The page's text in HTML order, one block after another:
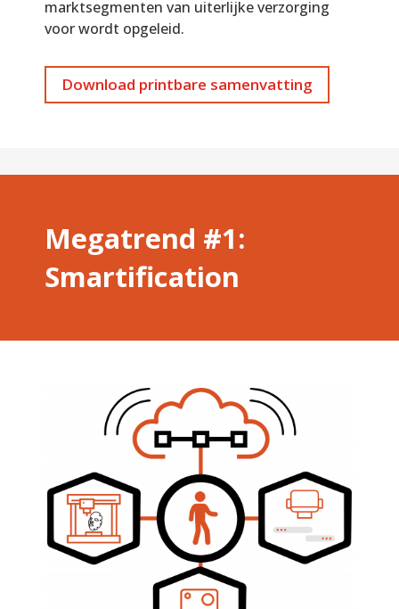
marktsegmenten van uiterlijke verzorging
voor wordt opgeleid.
Download printbare samenvatting
Megatrend #1:
Smartification